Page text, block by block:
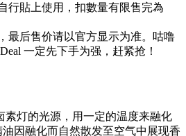
行貼上使用，扣數量有限售完為
最后售价请以官方显示为准。咕噜
一定先下手为强，赶紧抢！
素灯的光源，用一定的温度来融化
因融化而自然散发至空气中展现香